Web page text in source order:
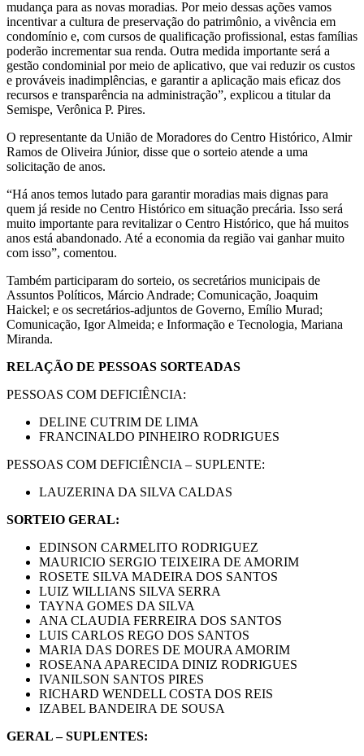
mudança para as novas moradias. Por meio dessas ações vamos
incentivar a cultura de preservação do patrimônio, a vivência em
condomínio e, com cursos de qualificação profissional, estas famílias
poderão incrementar sua renda. Outra medida importante será a
gestão condominial por meio de aplicativo, que vai reduzir os custos
e prováveis inadimplências, e garantir a aplicação mais eficaz dos
recursos e transparência na administração”, explicou a titular da
Semispe, Verônica P. Pires.
O representante da União de Moradores do Centro Histórico, Almir
Ramos de Oliveira Júnior, disse que o sorteio atende a uma
solicitação de anos.
“Há anos temos lutado para garantir moradias mais dignas para
quem já reside no Centro Histórico em situação precária. Isso será
muito importante para revitalizar o Centro Histórico, que há muitos
anos está abandonado. Até a economia da região vai ganhar muito
com isso”, comentou.
Também participaram do sorteio, os secretários municipais de
Assuntos Políticos, Márcio Andrade; Comunicação, Joaquim
Haickel; e os secretários-adjuntos de Governo, Emílio Murad;
Comunicação, Igor Almeida; e Informação e Tecnologia, Mariana
Miranda.
RELAÇÃO DE PESSOAS SORTEADAS
PESSOAS COM DEFICIÊNCIA:
DELINE CUTRIM DE LIMA
FRANCINALDO PINHEIRO RODRIGUES
PESSOAS COM DEFICIÊNCIA – SUPLENTE:
LAUZERINA DA SILVA CALDAS
SORTEIO GERAL:
EDINSON CARMELITO RODRIGUEZ
MAURICIO SERGIO TEIXEIRA DE AMORIM
ROSETE SILVA MADEIRA DOS SANTOS
LUIZ WILLIANS SILVA SERRA
TAYNA GOMES DA SILVA
ANA CLAUDIA FERREIRA DOS SANTOS
LUIS CARLOS REGO DOS SANTOS
MARIA DAS DORES DE MOURA AMORIM
ROSEANA APARECIDA DINIZ RODRIGUES
IVANILSON SANTOS PIRES
RICHARD WENDELL COSTA DOS REIS
IZABEL BANDEIRA DE SOUSA
GERAL – SUPLENTES: